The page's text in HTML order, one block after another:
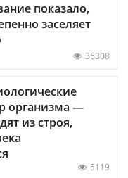
показало,
заселяет
36308
организма —
из строя,
5119